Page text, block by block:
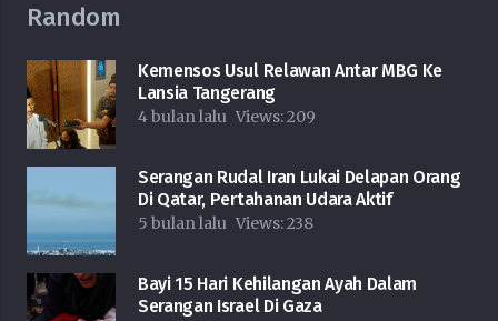
Random
Kemensos Usul Relawan Antar MBG Ke
Lansia Tangerang
4 bulan lalu Views:209
Serangan Rudal Iran Lukai Delapan Orang
Di Qatar, Pertahanan Udara Aktif
5 bulan lalu Views:238
Bayi 15 Hari Kehilangan Ayah Dalam
Serangan Israel Di Gaza